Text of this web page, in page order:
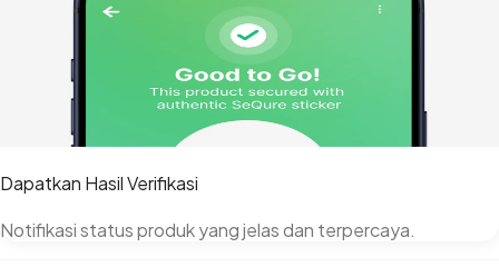
Dapatkan Hasil Verifikasi
Notifikasi status produk yang jelas dan terpercaya.